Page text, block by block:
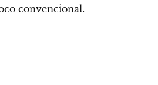
convencional.